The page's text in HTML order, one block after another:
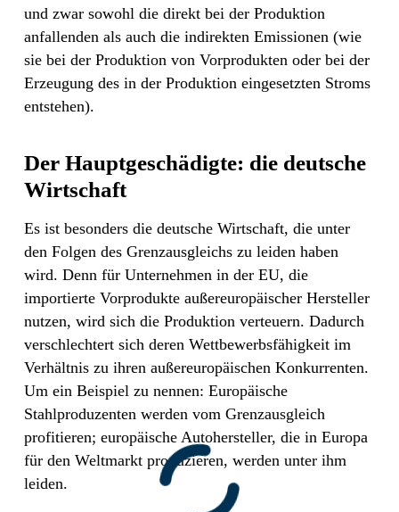
und zwar sowohl die direkt bei der Produktion
anfallenden als auch die indirekten Emissionen (wie
sie bei der Produktion von Vorprodukten oder bei der
Erzeugung des in der Produktion eingesetzten Stroms
entstehen).
Der Hauptgeschädigte: die deutsche
Wirtschaft
Es ist besonders die deutsche Wirtschaft, die unter
den Folgen des Grenzausgleichs zu leiden haben
wird. Denn für Unternehmen in der EU, die
importierte Vorprodukte außereuropäischer Hersteller
nutzen, wird sich die Produktion verteuern. Dadurch
verschlechtert sich deren Wettbewerbsfähigkeit im
Verhältnis zu ihren außereuropäischen Konkurrenten.
Um ein Beispiel zu nennen: Europäische
Stahlproduzenten werden vom Grenzausgleich
profitieren; europäische Autohersteller, die in Europa
für den Weltmarkt produzieren, werden unter ihm
leiden.